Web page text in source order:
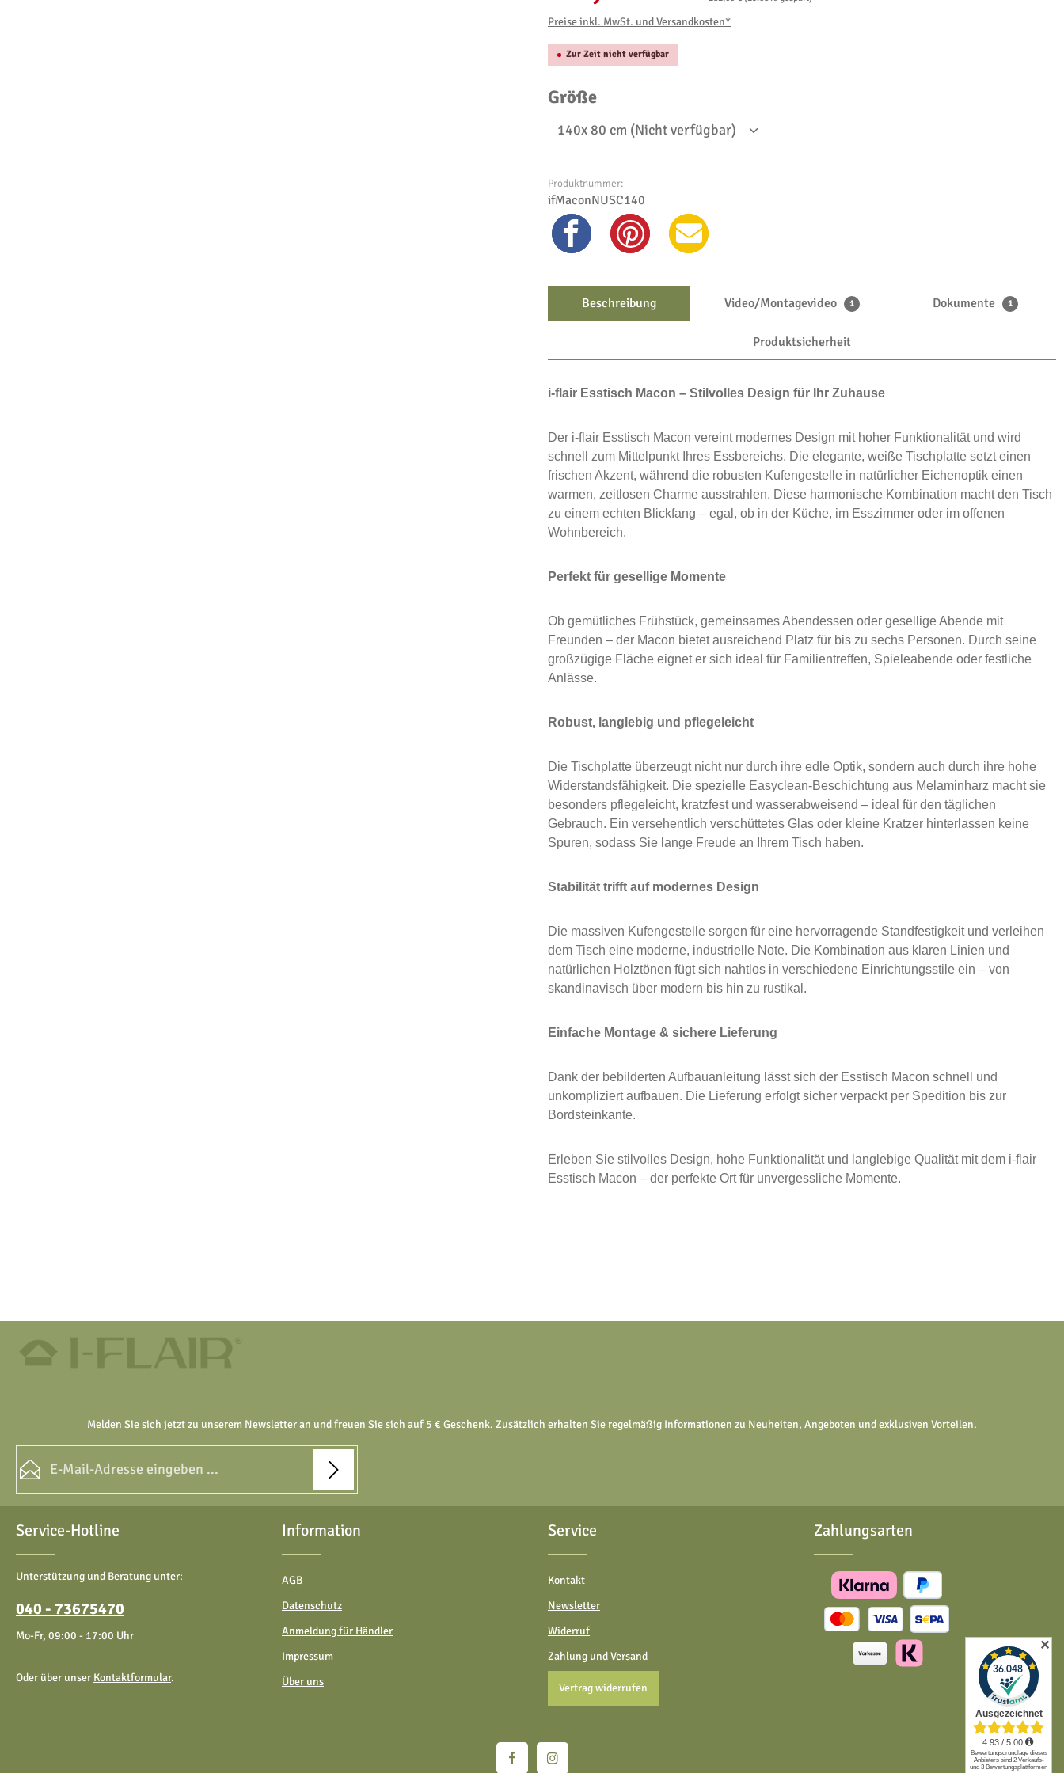
Preise inkl. MwSt. und Versandkosten*
Zur Zeit nicht verfügbar
Größeauswählen
Produktnummer:
ifMaconNUSC140
Beschreibung Video/Montagevideo 1 Dokumente 1
Produktsicherheit
i-flair Esstisch Macon – Stilvolles Design für Ihr Zuhause
Der i-flair Esstisch Macon vereint modernes Design mit hoher Funktionalität und wird
schnell zum Mittelpunkt Ihres Essbereichs. Die elegante, weiße Tischplatte setzt einen
frischen Akzent, während die robusten Kufengestelle in natürlicher Eichenoptik einen
warmen, zeitlosen Charme ausstrahlen. Diese harmonische Kombination macht den Tisch
zu einem echten Blickfang – egal, ob in der Küche, im Esszimmer oder im offenen
Wohnbereich.
Perfekt für gesellige Momente
Ob gemütliches Frühstück, gemeinsames Abendessen oder gesellige Abende mit
Freunden – der Macon bietet ausreichend Platz für bis zu sechs Personen. Durch seine
großzügige Fläche eignet er sich ideal für Familientreffen, Spieleabende oder festliche
Anlässe.
Robust, langlebig und pflegeleicht
Die Tischplatte überzeugt nicht nur durch ihre edle Optik, sondern auch durch ihre hohe
Widerstandsfähigkeit. Die spezielle Easyclean-Beschichtung aus Melaminharz macht sie
besonders pflegeleicht, kratzfest und wasserabweisend – ideal für den täglichen
Gebrauch. Ein versehentlich verschüttetes Glas oder kleine Kratzer hinterlassen keine
Spuren, sodass Sie lange Freude an Ihrem Tisch haben.
Stabilität trifft auf modernes Design
Die massiven Kufengestelle sorgen für eine hervorragende Standfestigkeit und verleihen
dem Tisch eine moderne, industrielle Note. Die Kombination aus klaren Linien und
natürlichen Holztönen fügt sich nahtlos in verschiedene Einrichtungsstile ein – von
skandinavisch über modern bis hin zu rustikal.
Einfache Montage & sichere Lieferung
Dank der bebilderten Aufbauanleitung lässt sich der Esstisch Macon schnell und
unkompliziert aufbauen. Die Lieferung erfolgt sicher verpackt per Spedition bis zur
Bordsteinkante.
Erleben Sie stilvolles Design, hohe Funktionalität und langlebige Qualität mit dem i-flair
Esstisch Macon – der perfekte Ort für unvergessliche Momente.
Melden Sie sich jetzt zu unserem Newsletter an und freuen Sie sich auf 5 € Geschenk. Zusätzlich erhalten Sie regelmäßig Informationen zu Neuheiten, Angeboten und exklusiven Vorteilen.
Datenschutz
Ich habe dieDatenschutzbestimmungen
zur Kenntnis
genommen und die
gelesen und bin mit ihnen
einverstanden.
Die mit einem Stern (*) markierten Felder sind Pflichtfelder.
Service-Hotline
Unterstützung und Beratung unter:
040 - 73675470
Mo-Fr, 09:00 - 17:00 Uhr
Oder über unser Kontaktformular.
Information
AGB
Datenschutz
Anmeldung für Händler
Impressum
Über uns
Service
Kontakt
Newsletter
Widerruf
Zahlung und Versand
Vertrag widerrufen
Zahlungsarten
✕